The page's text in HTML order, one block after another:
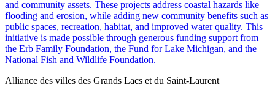
Alliance des villes des Grands Lacs et du Saint-Laurent